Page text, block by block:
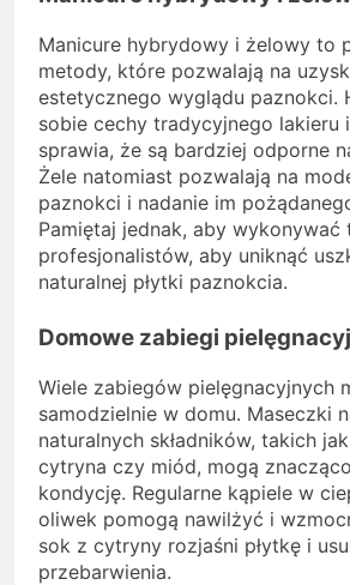
Manicure hybrydowy i żelowy to
metody, które pozwalają na
estetycznego wyglądu paznokci.
sobie cechy tradycyjnego lakieru
sprawia, że są bardziej odporne
Żele natomiast pozwalają na
paznokci i nadanie im
Pamiętaj jednak, aby wykonywać
profesjonalistów, aby uniknąć
naturalnej płytki paznokcia.
Domowe zabiegi
Wiele zabiegów pielęgnacyjnych
samodzielnie w domu. Maseczki
naturalnych składników, takich
cytryna czy miód, mogą
kondycję. Regularne kąpiele w
oliwek pomogą nawilżyć i
sok z cytryny rozjaśni płytkę i
przebarwienia.